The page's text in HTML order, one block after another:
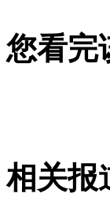
北京地铁口
山西运城恶
您看完
相关报